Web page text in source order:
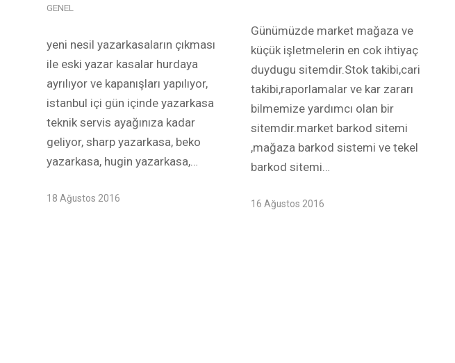
GENEL
yeni nesil yazarkasaların çıkması
ile eski yazar kasalar hurdaya
ayrılıyor ve kapanışları yapılıyor,
istanbul içi gün içinde yazarkasa
teknik servis ayağınıza kadar
geliyor, sharp yazarkasa, beko
yazarkasa, hugin yazarkasa,…
18 Ağustos 2016
Günümüzde market mağaza ve
küçük işletmelerin en cok ihtiyaç
duydugu sitemdir.Stok takibi,cari
takibi,raporlamalar ve kar zararı
bilmemize yardımcı olan bir
sitemdir.market barkod sitemi
,mağaza barkod sistemi ve tekel
barkod sitemi…
16 Ağustos 2016